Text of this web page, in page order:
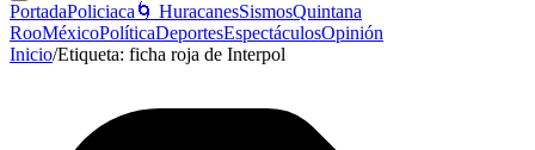
PortadaPoliciaca 🌀 HuracanesSismosQuintana
RooMéxicoPolíticaDeportesEspectáculosOpinión
Inicio/Etiqueta: ficha roja de Interpol